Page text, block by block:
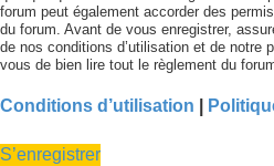
forum peut également accorder des
du forum. Avant de vous enregistrer,
de nos conditions d’utilisation et de notre
vous de bien lire tout le règlement du
Conditions d’utilisation
S’enregistrer